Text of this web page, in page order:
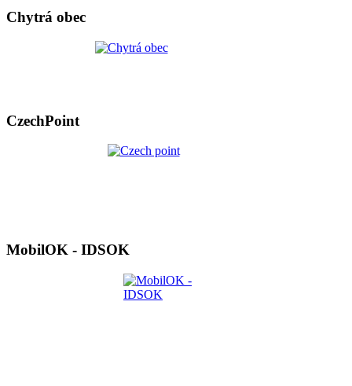
Chytrá obec
CzechPoint
MobilOK - IDSOK